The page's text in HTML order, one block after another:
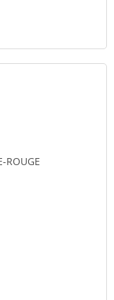
ROUGE